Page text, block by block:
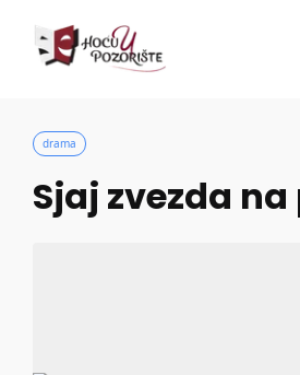
drama
Sjaj zvezda